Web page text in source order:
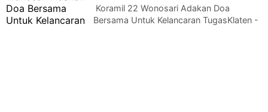
Koramil 22 Wonosari Adakan Doa
Bersama Untuk Kelancaran TugasKlaten -